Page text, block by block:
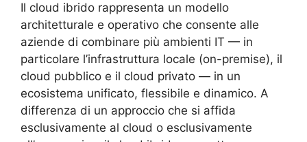
Il cloud ibrido rappresenta un modello
architetturale e operativo che consente alle
aziende di combinare più ambienti IT — in
particolare l’infrastruttura locale (on-premise), il
cloud pubblico e il cloud privato — in un
ecosistema unificato, flessibile e dinamico. A
differenza di un approccio che si affida
esclusivamente al cloud o esclusivamente